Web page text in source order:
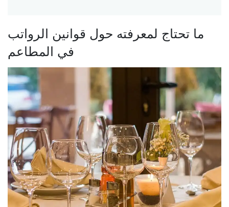
ما تحتاج لمعرفته حول قوانين الرواتب
في المطاعم